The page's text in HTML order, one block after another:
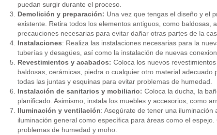
puedan surgir durante el proceso.
Demolición y preparación: Una vez que tengas el diseño y el
existente. Retira todos los elementos antiguos, como baldosas,
precauciones necesarias para evitar dañar otras partes de la
Instalaciones: Realiza las instalaciones necesarias para la
tuberías y desagües, así como la instalación de nuevas
Revestimientos y acabados: Coloca los nuevos
baldosas, cerámicas, piedra o cualquier otro material
todas las juntas y esquinas para evitar problemas de humedad.
Instalación de sanitarios y mobiliario: Coloca la ducha, la
planificado. Asimismo, instala los muebles y accesorios, como
Iluminación y ventilación: Asegúrate de tener una
iluminación general como específica para áreas como el
problemas de humedad y moho.